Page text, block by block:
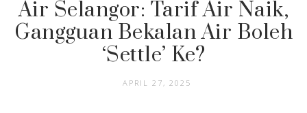
Air Selangor: Tarif Air Naik,
Gangguan Bekalan Air Boleh
‘Settle’ Ke?
APRIL 27, 2025